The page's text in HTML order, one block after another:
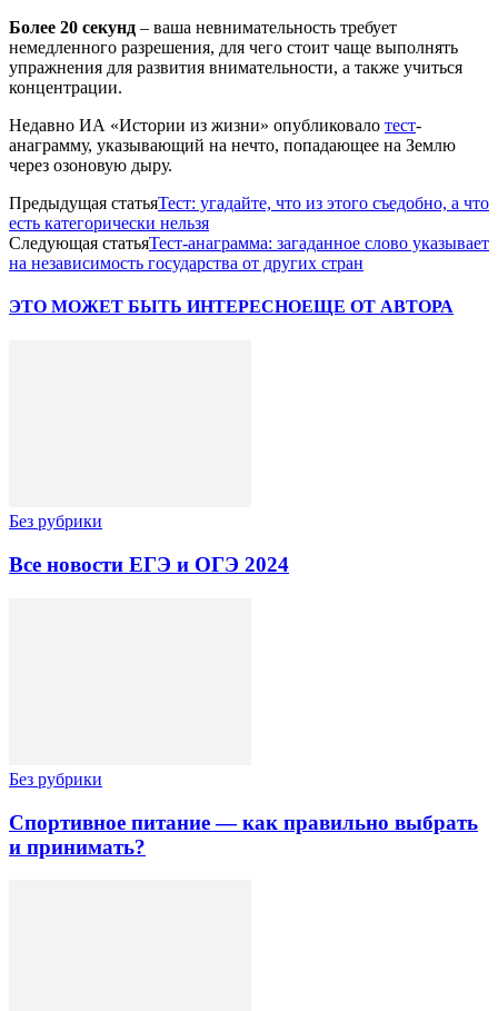
Более 20 секунд – ваша невнимательность требует
немедленного разрешения, для чего стоит чаще выполнять
упражнения для развития внимательности, а также учиться
концентрации.
Недавно ИА «Истории из жизни» опубликовало тест-
анаграмму, указывающий на нечто, попадающее на Землю
через озоновую дыру.
Предыдущая статьяТест: угадайте, что из этого съедобно, а что
есть категорически нельзя
Следующая статьяТест-анаграмма: загаданное слово указывает
на независимость государства от других стран
ЭТО МОЖЕТ БЫТЬ ИНТЕРЕСНОЕЩЕ ОТ АВТОРА
Без рубрики
Все новости ЕГЭ и ОГЭ 2024
Без рубрики
Спортивное питание — как правильно выбрать
и принимать?